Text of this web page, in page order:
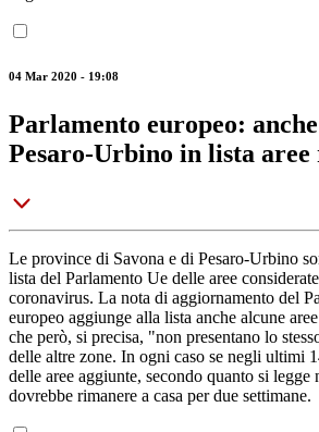
04 Mar 2020 - 19:08
Parlamento europeo:
Pesaro-Urbino in lista aree
Le province di Savona e di Pesaro-Urbino
lista del Parlamento Ue delle aree
coronavirus. La nota di aggiornamento del
europeo aggiunge alla lista anche alcune
che però, si precisa, "non presentano lo
delle altre zone. In ogni caso se negli ultimi
delle aree aggiunte, secondo quanto si legge
dovrebbe rimanere a casa per due settimane.